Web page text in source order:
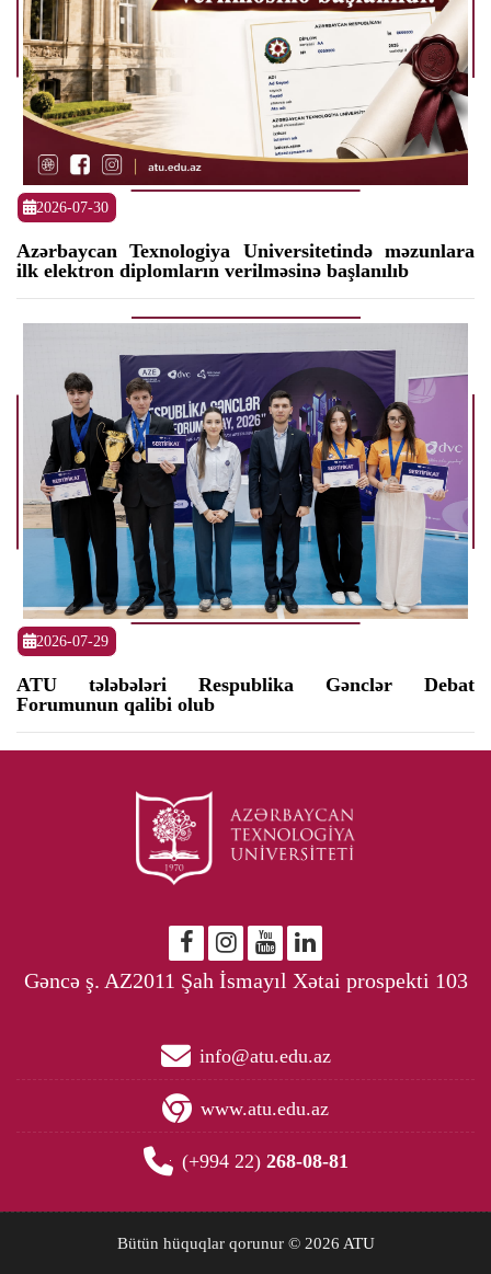
2026-07-30
Azərbaycan Texnologiya Universitetində məzunlara
ilk elektron diplomların verilməsinə başlanılıb
2026-07-29
ATU tələbələri Respublika Gənclər Debat
Forumunun qalibi olub
Gəncə ş. AZ2011 Şah İsmayıl Xətai prospekti 103
info@atu.edu.az
www.atu.edu.az
(+994 22) 268-08-81
Bütün hüquqlar qorunur © 2026 ATU